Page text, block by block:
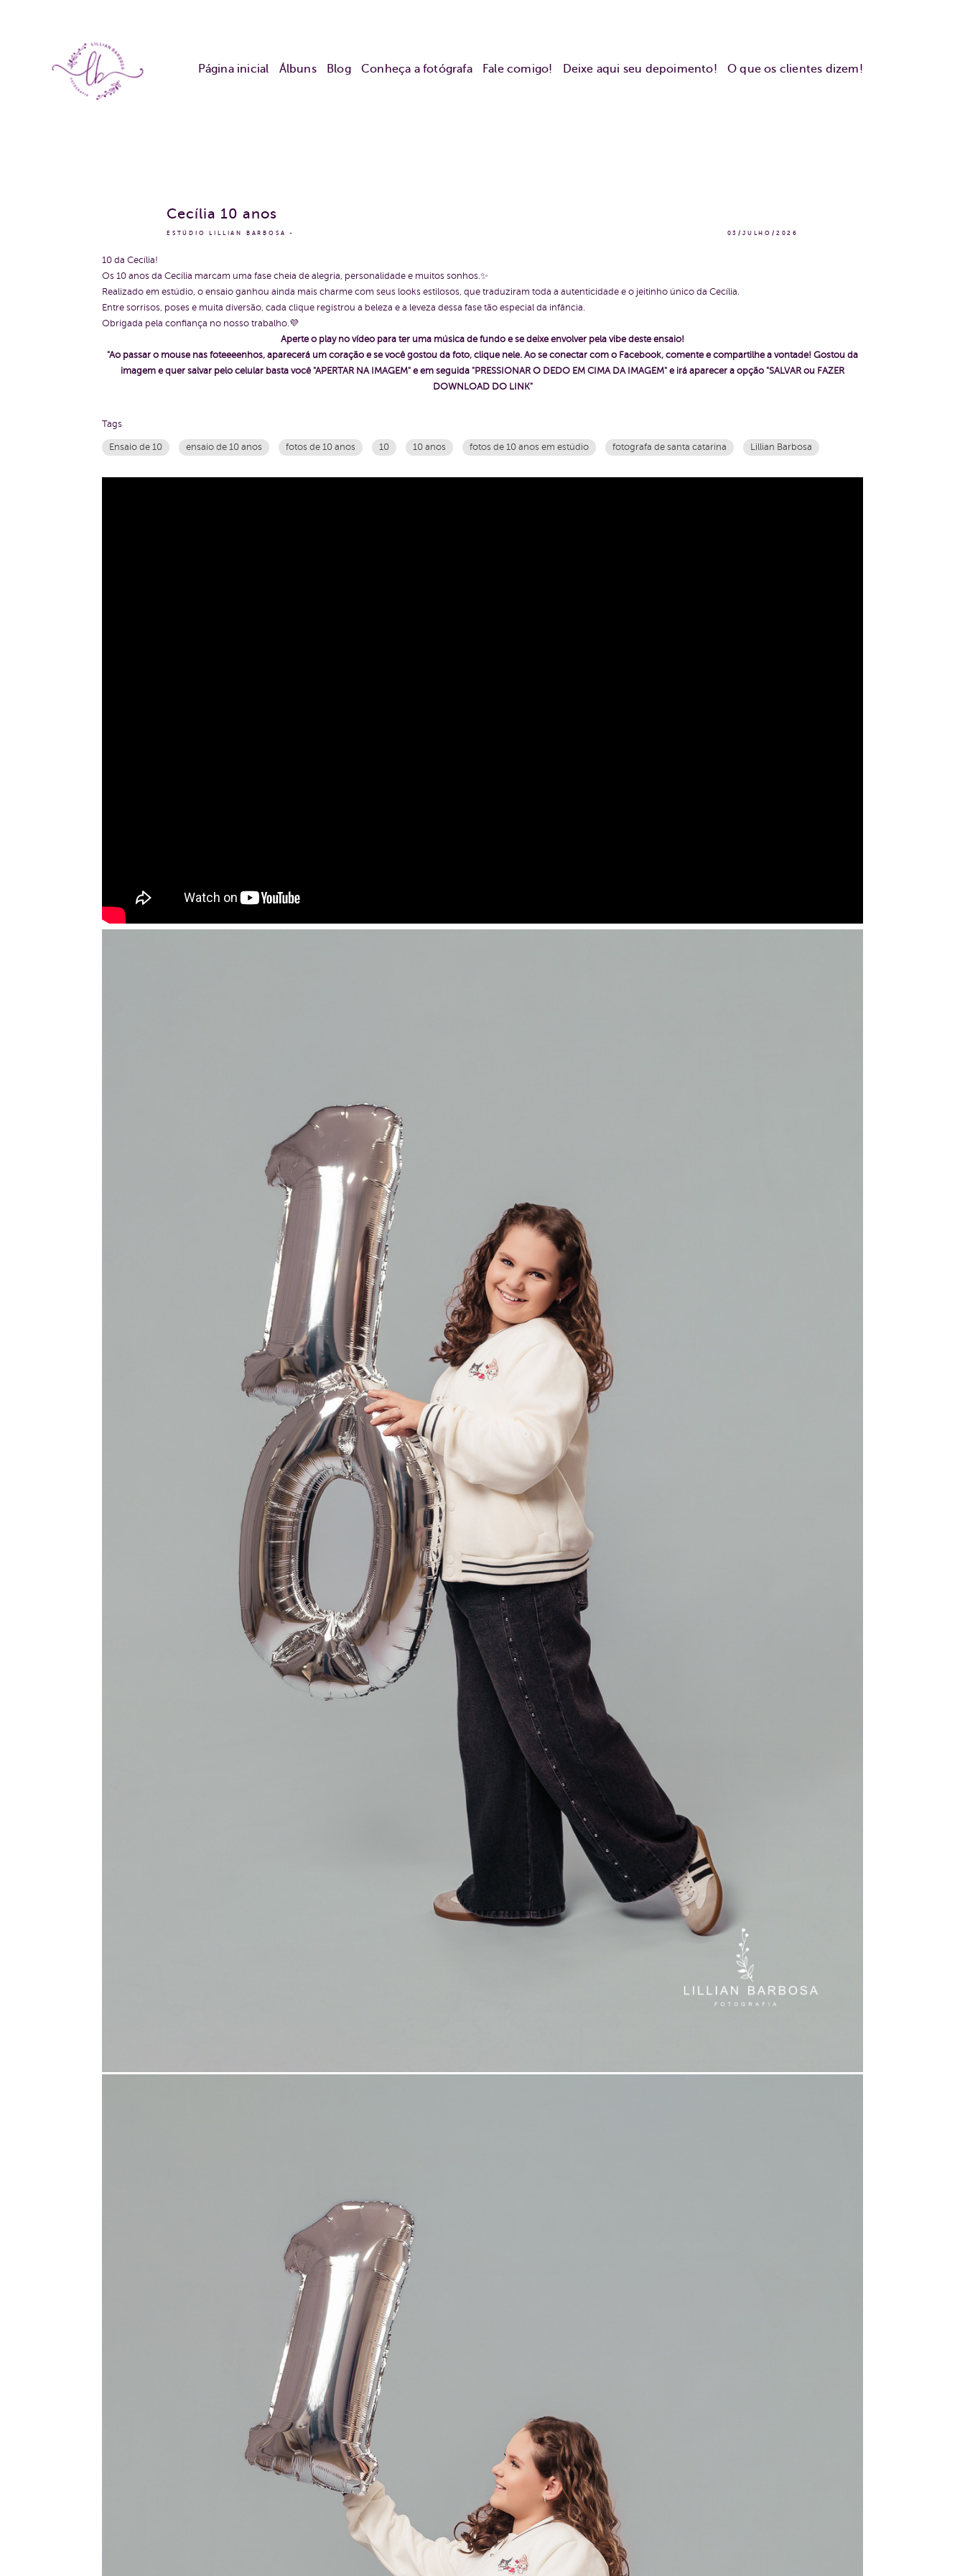
Página inicial Álbuns Blog Conheça a fotógrafa Fale comigo! Deixe aqui seu depoimento! O que os clientes dizem!
ESTÚDIO LILLIAN BARBOSA 03/JULHO/2026
Cecília 10 anos
10 da Cecília!
Os 10 anos da Cecília marcam uma fase cheia de alegria, personalidade e muitos sonhos.✨
Realizado em estúdio, o ensaio ganhou ainda mais charme com seus looks estilosos, que traduziram toda a autenticidade e o jeitinho único da Cecília.
Entre sorrisos, poses e muita diversão, cada clique registrou a beleza e a leveza dessa fase tão especial da infância.
Obrigada pela confiança no nosso trabalho.💜
Aperte o play no vídeo para ter uma música de fundo e se deixe envolver pela vibe deste ensaio!
"Ao passar o mouse nas foteeeenhos, aparecerá um coração e se você gostou da foto, clique nele. Ao se conectar com o Facebook, comente e compartilhe a vontade! Gostou da
imagem e quer salvar pelo celular basta você "APERTAR NA IMAGEM" e em seguida "PRESSIONAR O DEDO EM CIMA DA IMAGEM" e irá aparecer a opção "SALVAR ou FAZER
DOWNLOAD DO LINK"
Tags
Ensaio de 10 ensaio de 10 anos fotos de 10 anos 10 10 anos fotos de 10 anos em estúdio fotografa de santa catarina Lillian Barbosa